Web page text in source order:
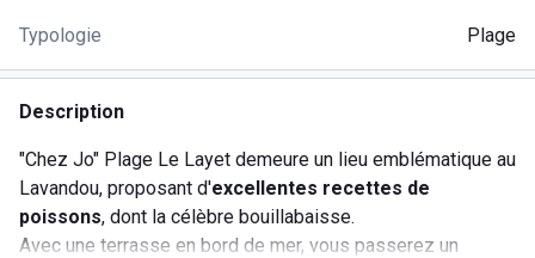
Typologie Plage
Description
"Chez Jo" Plage Le Layet demeure un lieu emblématique au
Lavandou, proposant d'excellentes recettes de
poissons, dont la célèbre bouillabaisse.
Avec une terrasse en bord de mer, vous passerez un